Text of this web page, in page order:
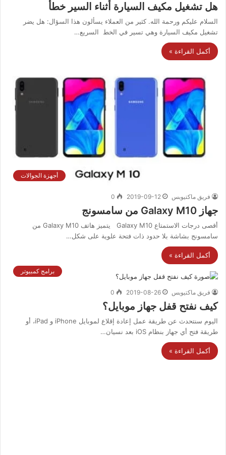
هل تشغيل مكيف السيارة أثناء السير خطأ
السلام عليكم ورحمة الله. كثير من العملاء يسألون هذا السؤال: هل يضر
تشغيل مكيف السيارة وهي تسير في الخط السريع…
أكمل القراءة »
أجهزة الجوالات
فريق ماكتيوبس 2019-09-12
0
جهاز Galaxy M10 من سامسونج
أقصى درجات الاستمتاع Galaxy M10 يتميز هاتف Galaxy M10 من
سامسونج بشاشة بلا حدود ذات فتحة علوية على شكل…
أكمل القراءة »
برامج كمبيوتر
فريق ماكتيوبس 2019-08-26
0
كيف نفتح قفل جهاز موبايل؟
اليوم سنتحدث عن طريقة عمل إعادة إقلاع لموبايل iPhone و iPad، أو
طريقة فتح أي جهاز بنظام iOS بعد نسيان…
أكمل القراءة »